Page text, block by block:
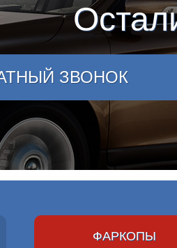
ЗВОНОК
ФАРКОПЫ